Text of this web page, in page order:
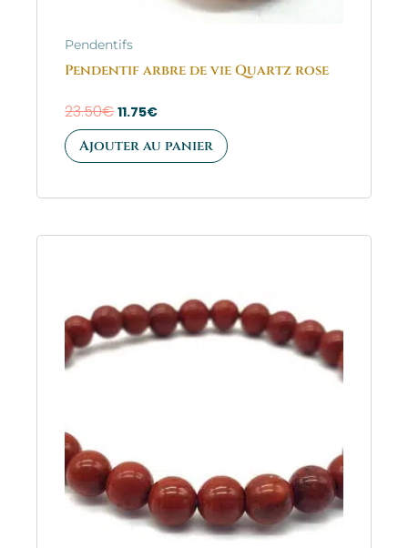
Pendentifs
Pendentif arbre de vie Quartz rose
23.50€ 11.75€
Ajouter au panier